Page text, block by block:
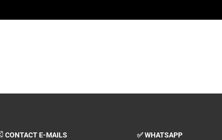
CONTACT E-MAILS ✅ WHATSAPP